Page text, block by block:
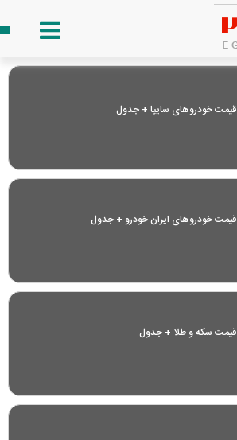
قیمت خودرو‌های سایپا + جدول
قیمت خودرو‌های ایران خودرو + جدول
قیمت سکه و طلا + جدول